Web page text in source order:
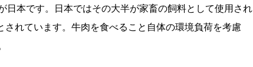
本です。日本ではその大半が家畜の飼料として使用され
れています。牛肉を食べること自体の環境負荷を考慮